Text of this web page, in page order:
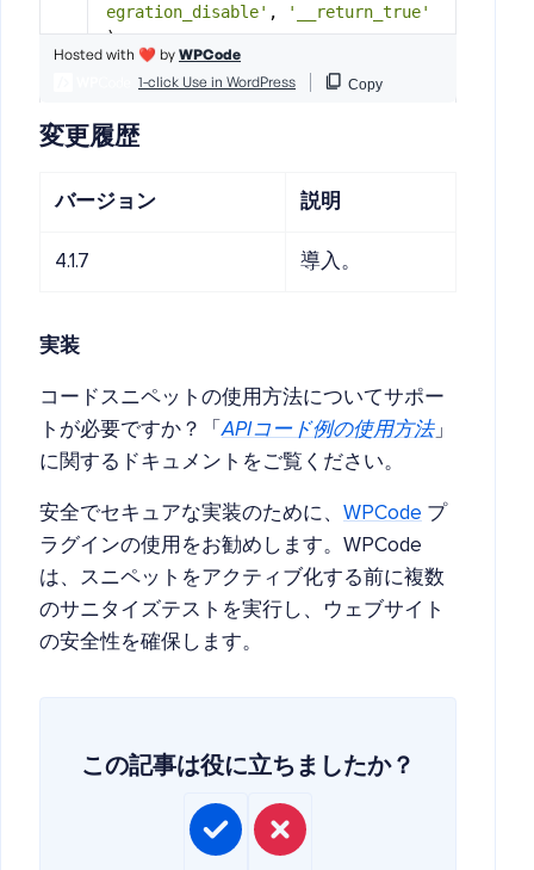
変更履歴
バージョン 説明
4.1.7 導入。
実装
コードスニペットの使用方法についてサポー
トが必要ですか？「APIコード例の使用方法」
に関するドキュメントをご覧ください。
安全でセキュアな実装のために、 WPCode プ
ラグインの使用をお勧めします。WPCode
は、スニペットをアクティブ化する前に複数
のサニタイズテストを実行し、ウェブサイト
の安全性を確保します。
この記事は役に立ちましたか？